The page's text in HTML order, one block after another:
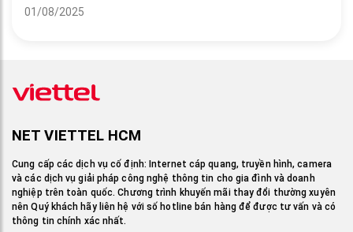
01/08/2025
NET VIETTEL HCM
Cung cấp các dịch vụ cố định: Internet cáp quang, truyền hình, camera
và các dịch vụ giải pháp công nghệ thông tin cho gia đình và doanh
nghiệp trên toàn quốc. Chương trình khuyến mãi thay đổi thường xuyên
nên Quý khách hãy liên hệ với số hotline bán hàng để được tư vấn và có
thông tin chính xác nhất.